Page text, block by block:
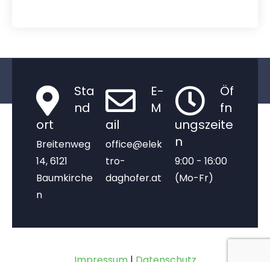
Sta
nd
ort
Breitenweg
14, 6121
Baumkirche
n
E-
M
ail
office@elek
tro-
daghofer.at
Öf
fn
ungszeite
n
9:00 - 16:00
(Mo-Fr)